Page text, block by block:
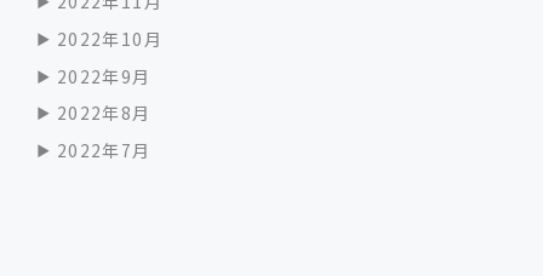
2022年10月
2022年9月
2022年8月
2022年7月